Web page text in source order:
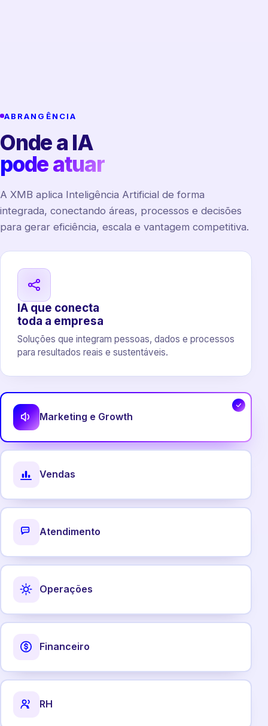
ABRANGÊNCIA
Onde a IA
pode atuar
A XMB aplica Inteligência Artificial de forma
integrada, conectando áreas, processos e decisões
para gerar eficiência, escala e vantagem competitiva.
IA que conecta
toda a empresa
Soluções que integram pessoas, dados e processos
para resultados reais e sustentáveis.
Marketing e Growth
Vendas
Atendimento
Operações
Financeiro
RH